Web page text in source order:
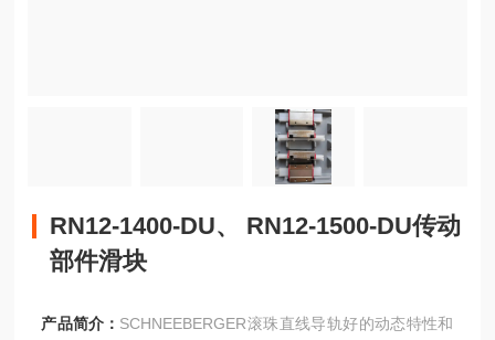
RN12-1400-DU、 RN12-1500-DU传动
部件滑块
产品简介： SCHNEEBERGER滚珠直线导轨好的动态特性和